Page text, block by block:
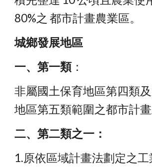
80%之 都市計畫農業區。
城鄉發展地區
一、第一類：
非屬國土保育地區第四類
地區第五類範圍之都市計畫
二、第二類之一：
1.原依區域計畫法劃定之工